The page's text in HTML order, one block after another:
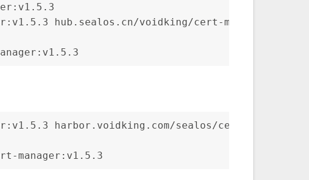
hub.sealos.cn/voidking/cert-manager:v1.5.3
harbor.voidking.com/sealos/cert-
manager:v1.5.3